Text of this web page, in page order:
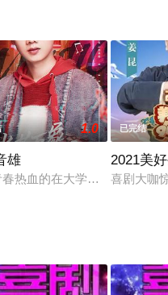
卫视强势打造全新接档节目
1.0
雄
热血的在大学生歌唱节目
已完结
2021美
喜剧大咖